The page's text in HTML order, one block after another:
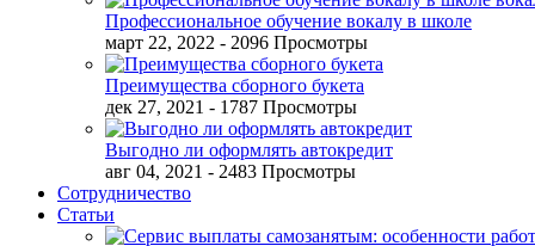
Профессиональное обучение вокалу в школе
март 22, 2022 - 2096 Просмотры
Преимущества сборного букета
дек 27, 2021 - 1787 Просмотры
Выгодно ли оформлять автокредит
авг 04, 2021 - 2483 Просмотры
Сотрудничество
Статьи